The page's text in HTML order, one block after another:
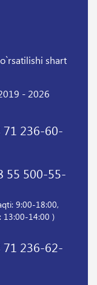
shart
- 2026
71 236-60-
55 500-55-
9:00-18:00,
13:00-14:00 )
71 236-62-